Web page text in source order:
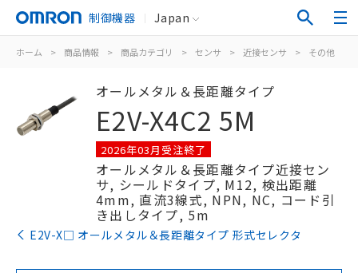
制御機器 Japan
ホーム > 商品情報 > 商品カテゴリ > センサ > 近接センサ > その他
オールメタル＆長距離タイプ
E2V-X4C2 5M
2026年03月受注終了
オールメタル＆長距離タイプ近接セン
サ, シールドタイプ, M12, 検出距離
4mm, 直流3線式, NPN, NC, コード引
き出しタイプ, 5m
E2V-X□ オールメタル＆長距離タイプ 形式セレクタ